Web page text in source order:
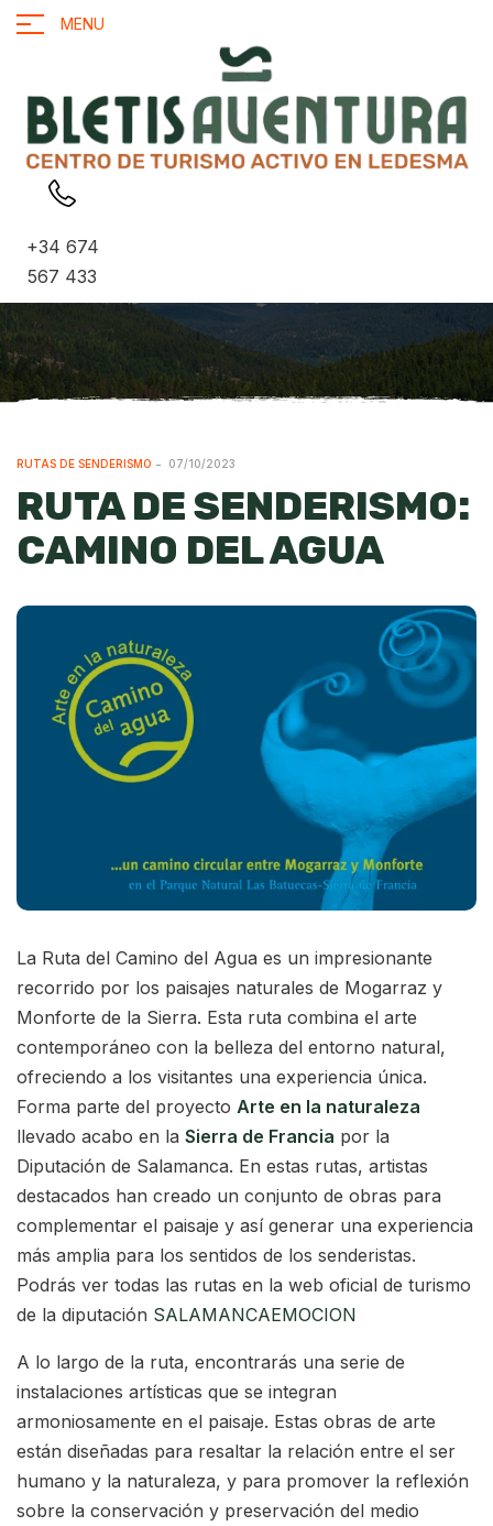
MENU
+34 674
567 433
RUTAS DE SENDERISMO 07/10/2023
RUTA DE SENDERISMO:
CAMINO DEL AGUA
La Ruta del Camino del Agua es un impresionante
recorrido por los paisajes naturales de Mogarraz y
Monforte de la Sierra. Esta ruta combina el arte
contemporáneo con la belleza del entorno natural,
ofreciendo a los visitantes una experiencia única.
Forma parte del proyecto Arte en la naturaleza
llevado acabo en la Sierra de Francia por la
Diputación de Salamanca. En estas rutas, artistas
destacados han creado un conjunto de obras para
complementar el paisaje y así generar una experiencia
más amplia para los sentidos de los senderistas.
Podrás ver todas las rutas en la web oficial de turismo
de la diputación SALAMANCAEMOCION
A lo largo de la ruta, encontrarás una serie de
instalaciones artísticas que se integran
armoniosamente en el paisaje. Estas obras de arte
están diseñadas para resaltar la relación entre el ser
humano y la naturaleza, y para promover la reflexión
sobre la conservación y preservación del medio